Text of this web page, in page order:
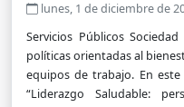
que funcionan” y
fortalecimiento
lunes, 1 de diciembre de
Servicios Públicos
políticas orientadas al
equipos de trabajo. En
“Liderazgo Saludable: